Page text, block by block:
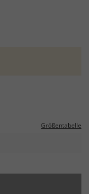
Größentabelle